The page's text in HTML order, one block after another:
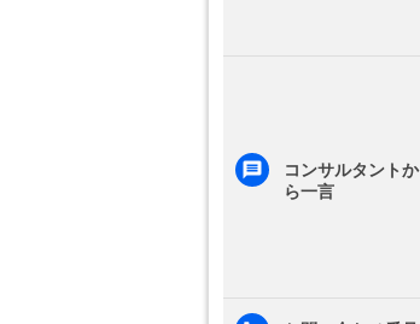
コンサルタントか
ら一言